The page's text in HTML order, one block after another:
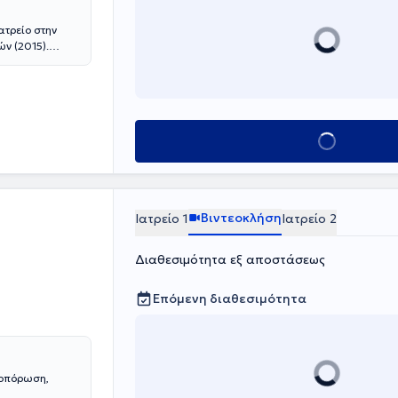
στην
(2015).
εξωτερικά
αξονική
Centre of
του
στο
Κλείσε ραντεβού
Ιατρείο 1 ΒιντεοκλήσηΙατρείο 2
Διαθεσιμότητα εξ αποστάσεως
Επόμενη διαθεσιμότητα